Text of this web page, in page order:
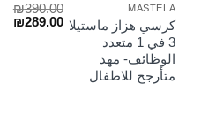
السعر
الحالي
MASTELA
كرسي هزاز ماستيلا
3 في 1 متعدد
الوظائف- مهد
متأرجح للاطفال
₪390.00
السعر ₪289.00